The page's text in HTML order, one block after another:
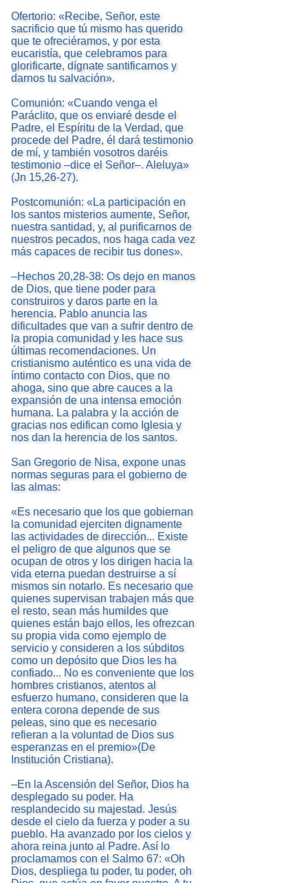
Ofertorio: «Recibe, Señor, este
sacrificio que tú mismo has querido
que te ofreciéramos, y por esta
eucaristía, que celebramos para
glorificarte, dígnate santificarnos y
darnos tu salvación».
Comunión: «Cuando venga el
Paráclito, que os enviaré desde el
Padre, el Espíritu de la Verdad, que
procede del Padre, él dará testimonio
de mí, y también vosotros daréis
testimonio –dice el Señor–. Aleluya»
(Jn 15,26-27).
Postcomunión: «La participación en
los santos misterios aumente, Señor,
nuestra santidad, y, al purificarnos de
nuestros pecados, nos haga cada vez
más capaces de recibir tus dones».
–Hechos 20,28-38: Os dejo en manos
de Dios, que tiene poder para
construiros y daros parte en la
herencia. Pablo anuncia las
dificultades que van a sufrir dentro de
la propia comunidad y les hace sus
últimas recomendaciones. Un
cristianismo auténtico es una vida de
íntimo contacto con Dios, que no
ahoga, sino que abre cauces a la
expansión de una intensa emoción
humana. La palabra y la acción de
gracias nos edifican como Iglesia y
nos dan la herencia de los santos.
San Gregorio de Nisa, expone unas
normas seguras para el gobierno de
las almas:
«Es necesario que los que gobiernan
la comunidad ejerciten dignamente
las actividades de dirección... Existe
el peligro de que algunos que se
ocupan de otros y los dirigen hacia la
vida eterna puedan destruirse a sí
mismos sin notarlo. Es necesario que
quienes supervisan trabajen más que
el resto, sean más humildes que
quienes están bajo ellos, les ofrezcan
su propia vida como ejemplo de
servicio y consideren a los súbditos
como un depósito que Dios les ha
confiado... No es conveniente que los
hombres cristianos, atentos al
esfuerzo humano, consideren que la
entera corona depende de sus
peleas, sino que es necesario
refieran a la voluntad de Dios sus
esperanzas en el premio»(De
Institución Cristiana).
–En la Ascensión del Señor, Dios ha
desplegado su poder. Ha
resplandecido su majestad. Jesús
desde el cielo da fuerza y poder a su
pueblo. Ha avanzado por los cielos y
ahora reina junto al Padre. Así lo
proclamamos con el Salmo 67: «Oh
Dios, despliega tu poder, tu poder, oh